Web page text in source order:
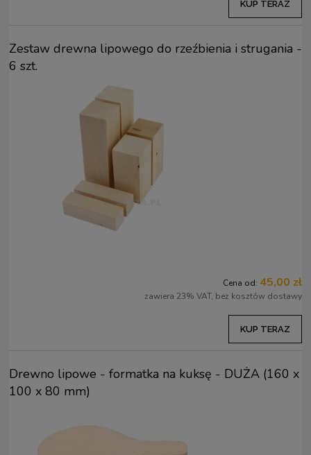
KUP TERAZ
Zestaw drewna lipowego do rzeźbienia i strugania -
6 szt.
Cena od: 45,00 zł
zawiera 23% VAT, bez kosztów dostawy
KUP TERAZ
Drewno lipowe - formatka na kuksę - DUŻA (160 x
100 x 80 mm)